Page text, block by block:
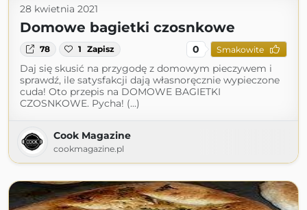
28 kwietnia 2021
Domowe bagietki czosnkowe
78 1 Zapisz 0 Smakowite
Daj się skusić na przygodę z domowym pieczywem i
sprawdź, ile satysfakcji dają własnoręcznie wypieczone
cuda! Oto przepis na DOMOWE BAGIETKI
CZOSNKOWE. Pycha! (...)
Cook Magazine
cookmagazine.pl